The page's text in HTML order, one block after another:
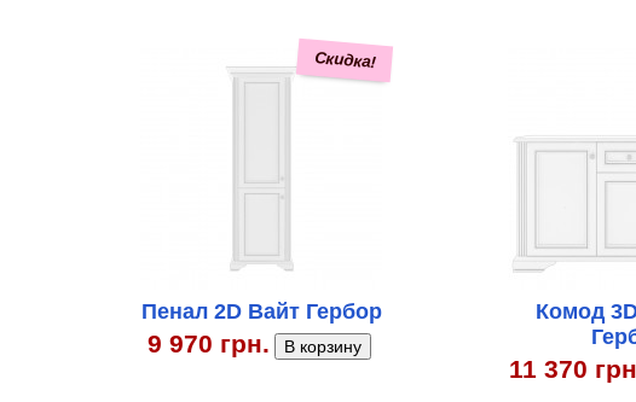
Скидка!
Пенал 2D Вайт Гербор
9 970 грн.
Комод
11 370